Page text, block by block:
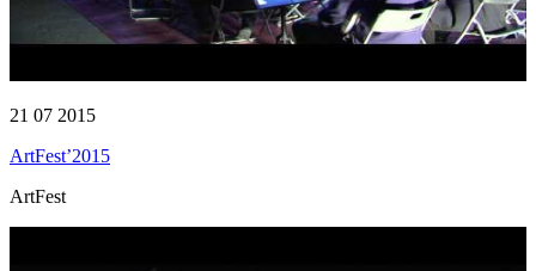
21 07 2015
ArtFest’2015
ArtFest